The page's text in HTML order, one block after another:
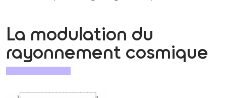
La modulation du
rayonnement cosmique